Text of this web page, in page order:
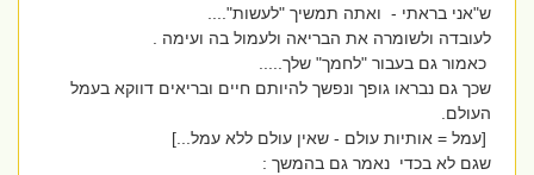
ש"אני בראתי - ואתה תמשיך "לעשות"....
לעובדה ולשומרה את הבריאה ולעמול בה ועימה .
כאמור גם בעבור "לחמך" שלך.....
שכך גם נבראו גופך ונפשך להיותם חיים ובריאים דווקא בעמל
העולם.
[עמל = אותיות עולם - שאין עולם ללא עמל...]
שגם לא בכדי נאמר גם בהמשך :